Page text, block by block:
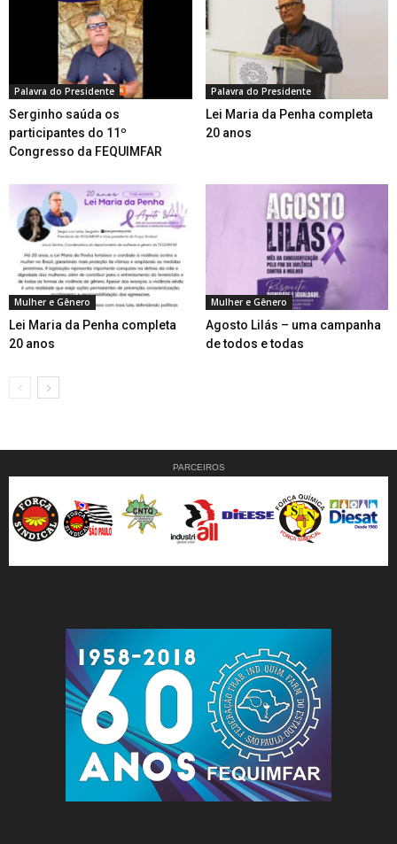
Palavra do Presidente
Serginho saúda os
participantes do 11º
Congresso da FEQUIMFAR
Palavra do Presidente
Lei Maria da Penha completa
20 anos
Mulher e Gênero
Lei Maria da Penha completa
20 anos
Mulher e Gênero
Agosto Lilás – uma campanha
de todos e todas
PARCEIROS